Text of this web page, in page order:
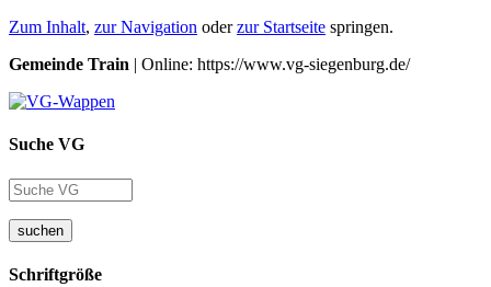
Zum Inhalt, zur Navigation oderzur Startseite springen.
Gemeinde Train | Online: https://www.vg-siegenburg.de/
Suche VG
suchen
Schriftgröße